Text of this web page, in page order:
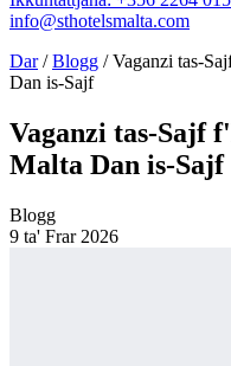
info@sthotelsmalta.com
Dar / Blogg / Vaganzi tas-
Dan is-Sajf
Vaganzi tas-Sajf
Malta Dan is-Sajf
Blogg
9 ta' Frar 2026